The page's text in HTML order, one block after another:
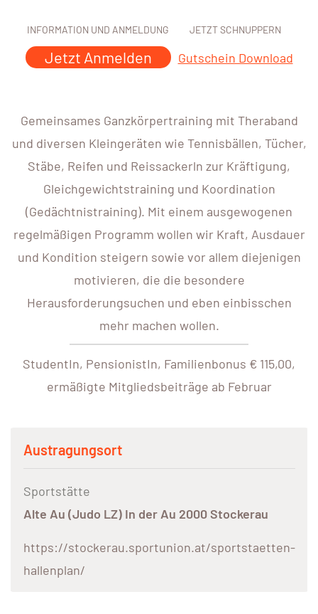
INFORMATION UND ANMELDUNG
Jetzt Anmelden
JETZT SCHNUPPERN
Gutschein Download
Gemeinsames Ganzkörpertraining mit Theraband
und diversen Kleingeräten wie Tennisbällen, Tücher,
Stäbe, Reifen und Reissackerln zur Kräftigung,
Gleichgewichtstraining und Koordination
(Gedächtnistraining). Mit einem ausgewogenen
regelmäßigen Programm wollen wir Kraft, Ausdauer
und Kondition steigern sowie vor allem diejenigen
motivieren, die die besondere
Herausforderungsuchen und eben einbisschen
mehr machen wollen.
StudentIn, PensionistIn, Familienbonus € 115,00,
ermäßigte Mitgliedsbeiträge ab Februar
Austragungsort
Sportstätte
Alte Au (Judo LZ) In der Au 2000 Stockerau
https://stockerau.sportunion.at/sportstaetten-
hallenplan/